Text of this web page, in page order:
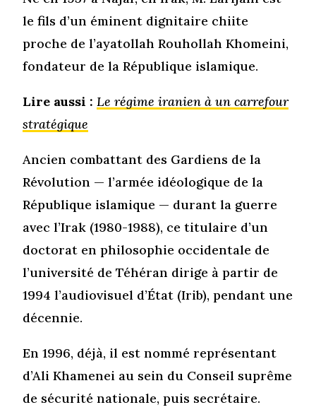
le fils d’un éminent dignitaire chiite
proche de l’ayatollah Rouhollah Khomeini,
fondateur de la République islamique.
Lire aussi : Le régime iranien à un carrefour
stratégique
Ancien combattant des Gardiens de la
Révolution — l’armée idéologique de la
République islamique — durant la guerre
avec l’Irak (1980-1988), ce titulaire d’un
doctorat en philosophie occidentale de
l’université de Téhéran dirige à partir de
1994 l’audiovisuel d’État (Irib), pendant une
décennie.
En 1996, déjà, il est nommé représentant
d’Ali Khamenei au sein du Conseil suprême
de sécurité nationale, puis secrétaire.